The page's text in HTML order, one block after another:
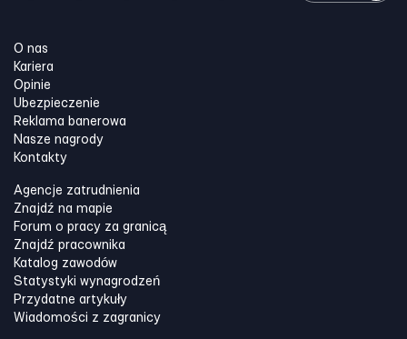
O nas
Kariera
Opinie
Ubezpieczenie
Reklama banerowa
Nasze nagrody
Kontakty
Agencje zatrudnienia
Znajdź na mapie
Forum o pracy za granicą
Znajdź pracownika
Katalog zawodów
Statystyki wynagrodzeń
Przydatne artykuły
Wiadomości z zagranicy